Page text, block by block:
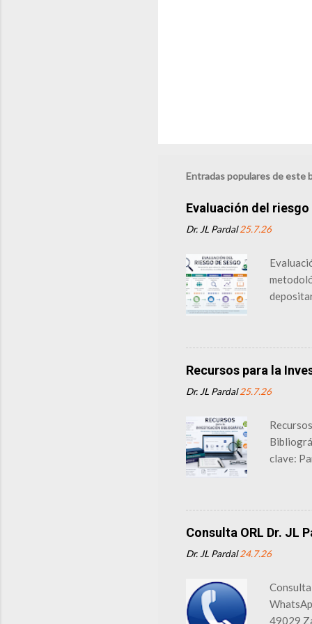
Entradas populares de este
Evaluación del riesgo
Dr. JL Pardal25.7.26
Risk of
clínicos
Recursos para la
Dr. JL Pardal25.7.26
clave:
una
Consulta ORL Dr. JL
Dr. JL Pardal24.7.26
49029